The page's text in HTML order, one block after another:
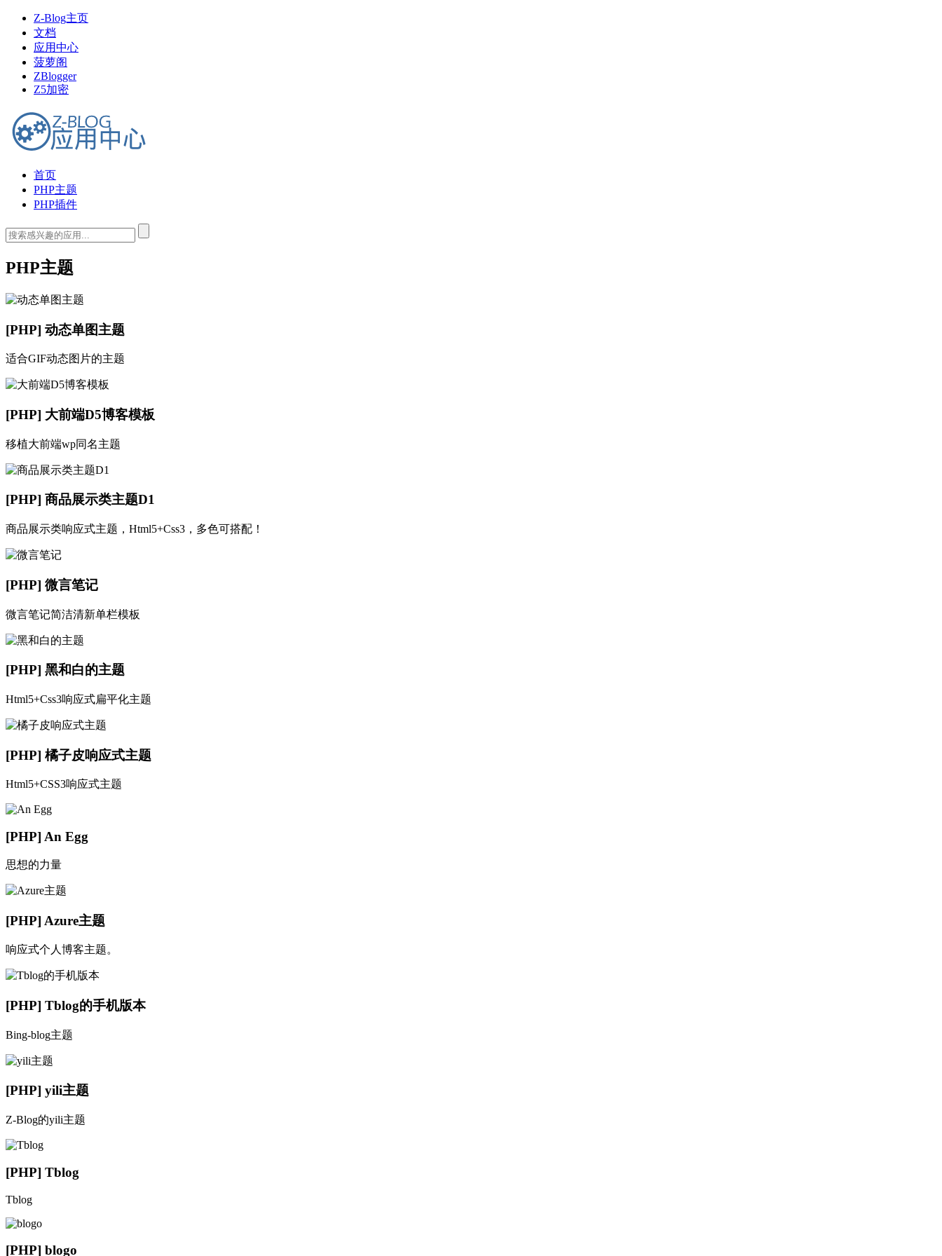
Z-Blog主页
文档
应用中心
菠萝阁
ZBlogger
Z5加密
首页
PHP主题
PHP插件
PHP主题
[PHP] 动态单图主题
适合GIF动态图片的主题
[PHP] 大前端D5博客模板
移植大前端wp同名主题
[PHP] 商品展示类主题D1
商品展示类响应式主题，Html5+Css3，多色可搭配！
[PHP] 微言笔记
微言笔记简洁清新单栏模板
[PHP] 黑和白的主题
Html5+Css3响应式扁平化主题
[PHP] 橘子皮响应式主题
Html5+CSS3响应式主题
[PHP] An Egg
思想的力量
[PHP] Azure主题
响应式个人博客主题。
[PHP] Tblog的手机版本
Bing-blog主题
[PHP] yili主题
Z-Blog的yili主题
[PHP] Tblog
Tblog
[PHP] blogo